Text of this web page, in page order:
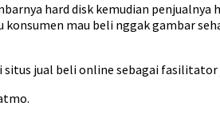
hard disk kemudian
mau beli nggak gambar
situs jual beli online sebagai